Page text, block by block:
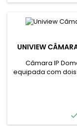
UNIVIEW
Câmara IP
equipada com dois
para cobertura
tecnologia
luminosidade,
além de